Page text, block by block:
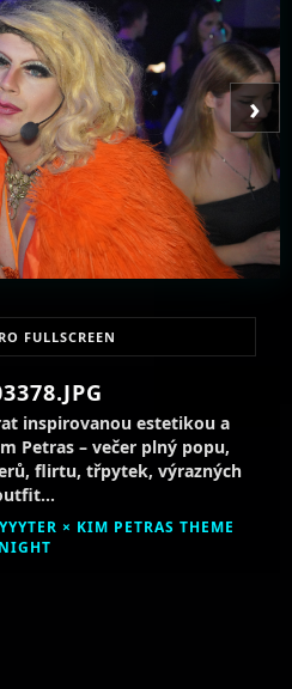
›
FULLSCREEN
inspirovanou estetikou a
Petras – večer plný popu,
flirtu, třpytek, výrazných
× KIM PETRAS THEME
NIGHT